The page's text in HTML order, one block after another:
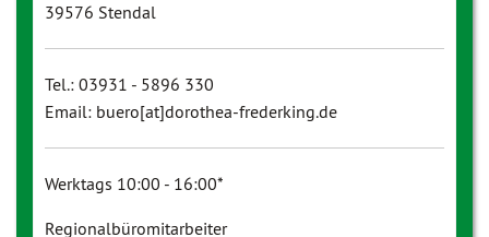
39576 Stendal
Tel.: 03931 - 5896 330
Email: buero[at]dorothea-frederking.de
Werktags 10:00 - 16:00*
Regionalbüromitarbeiter